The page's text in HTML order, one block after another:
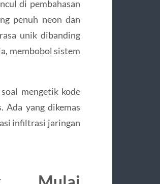
di pembahasan
penuh neon dan
unik dibanding
membobol sistem
mengetik kode
Ada yang dikemas
infiltrasi jaringan